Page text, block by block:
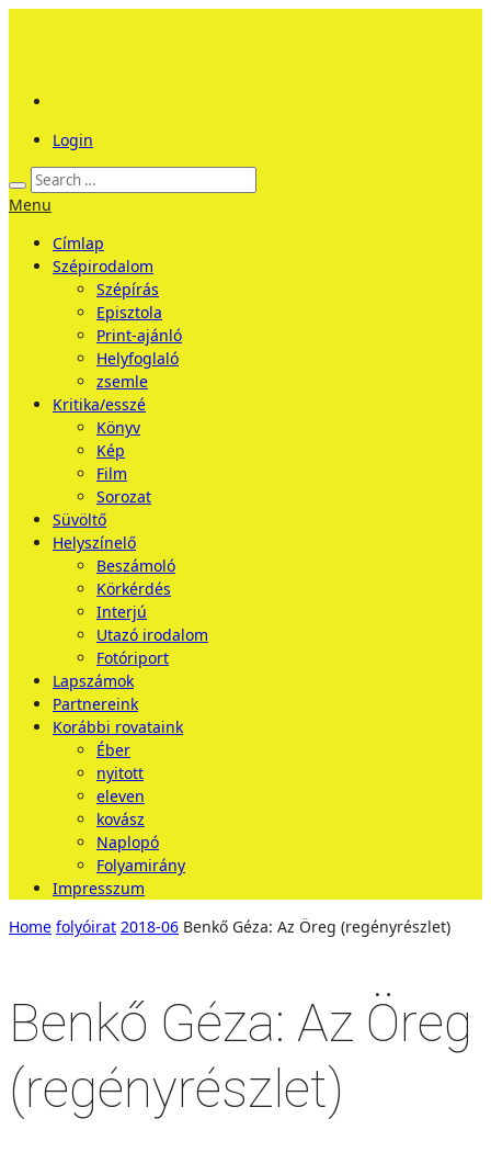
Login
Menu
Címlap
Szépirodalom
Szépírás
Episztola
Print-ajánló
Helyfoglaló
zsemle
Kritika/esszé
Könyv
Kép
Film
Sorozat
Süvöltő
Helyszínelő
Beszámoló
Körkérdés
Interjú
Utazó irodalom
Fotóriport
Lapszámok
Partnereink
Korábbi rovataink
Éber
nyitott
eleven
kovász
Naplopó
Folyamirány
Impresszum
Home folyóirat 2018-06 Benkő Géza: Az Öreg (regényrészlet)
Benkő Géza: Az Öreg
(regényrészlet)